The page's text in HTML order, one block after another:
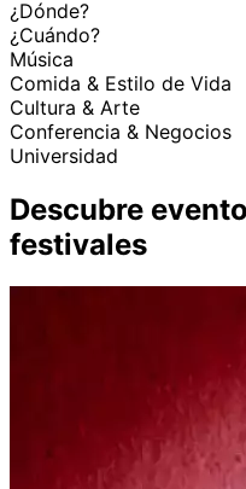
¿Dónde?
¿Cuándo?
Música
Comida & Estilo de Vida
Cultura & Arte
Conferencia & Negocios
Universidad
Descubre
festivales